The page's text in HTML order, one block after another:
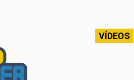
VÍDEOS